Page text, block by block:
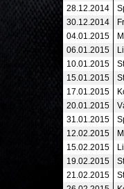
28.12.2014
30.12.2014
04.01.2015
06.01.2015
10.01.2015
15.01.2015
17.01.2015
20.01.2015
31.01.2015
12.02.2015
15.02.2015
19.02.2015
21.02.2015